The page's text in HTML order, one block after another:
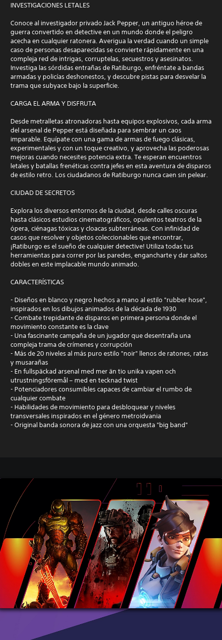
INVESTIGACIONES LETALES
Conoce al investigador privado Jack Pepper, un antiguo héroe de
guerra convertido en detective en un mundo donde el peligro
acecha en cualquier ratonera. Averigua la verdad cuando un simple
caso de personas desaparecidas se convierte rápidamente en una
compleja red de intrigas, corruptelas, secuestros y asesinatos.
Investiga las sórdidas entrañas de Ratiburgo, enfréntate a bandas
armadas y policías deshonestos, y descubre pistas para desvelar la
trama que subyace bajo la superficie.
CARGA EL ARMA Y DISFRUTA
Desde metralletas atronadoras hasta equipos explosivos, cada arma
del arsenal de Pepper está diseñada para sembrar un caos
imparable. Equípate con una gama de armas de fuego clásicas,
experimentales y con un toque creativo, y aprovecha las poderosas
mejoras cuando necesites potencia extra. Te esperan encuentros
letales y batallas frenéticas contra jefes en esta aventura de disparos
de estilo retro. Los ciudadanos de Ratiburgo nunca caen sin pelear.
CIUDAD DE SECRETOS
Explora los diversos entornos de la ciudad, desde calles oscuras
hasta clásicos estudios cinematográficos, opulentos teatros de la
ópera, ciénagas tóxicas y cloacas subterráneas. Con infinidad de
casos que resolver y objetos coleccionables que encontrar,
¡Ratiburgo es el sueño de cualquier detective! Utiliza todas tus
herramientas para correr por las paredes, engancharte y dar saltos
dobles en este implacable mundo animado.
CARACTERÍSTICAS
- Diseños en blanco y negro hechos a mano al estilo "rubber hose",
inspirados en los dibujos animados de la década de 1930
- Combate trepidante de disparos en primera persona donde el
movimiento constante es la clave
- Una fascinante campaña de un jugador que desentraña una
compleja trama de crímenes y corrupción
- Más de 20 niveles al más puro estilo "noir" llenos de ratones, ratas
y musarañas
- En fullspäckad arsenal med mer än tio unika vapen och
utrustningsföremål – med en tecknad twist
- Potenciadores consumibles capaces de cambiar el rumbo de
cualquier combate
- Habilidades de movimiento para desbloquear y niveles
transversales inspirados en el género metroidvania
- Original banda sonora de jazz con una orquesta "big band"